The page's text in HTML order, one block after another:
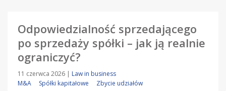
Odpowiedzialność sprzedającego
po sprzedaży spółki – jak ją realnie
ograniczyć?
11 czerwca 2026 | Law in business
M&A
Spółki kapitałowe Zbycie udziałów